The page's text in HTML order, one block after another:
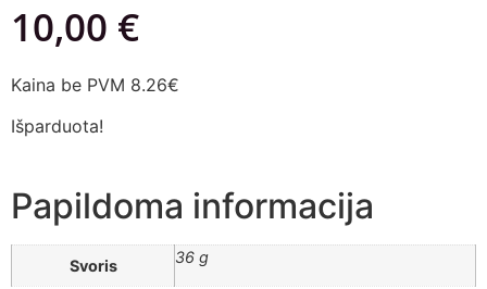
10,00 €
Kaina be PVM 8.26€
Išparduota!
Papildoma informacija
Svoris 36 g